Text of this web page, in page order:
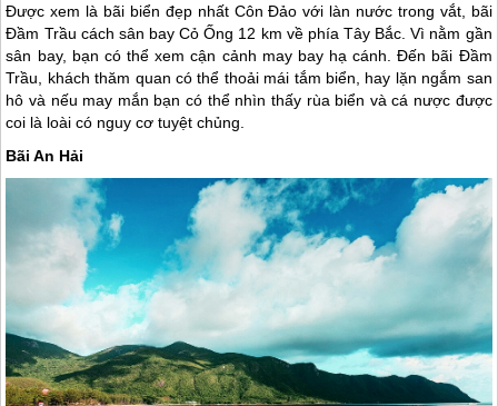
Được xem là bãi biển đẹp nhất Côn Đảo với làn nước trong vắt, bãi
Đầm Trầu cách sân bay Cỏ Ống 12 km về phía Tây Bắc. Vì nằm gần
sân bay, bạn có thể xem cận cảnh may bay hạ cánh. Đến bãi Đầm
Trầu, khách thăm quan có thể thoải mái tắm biển, hay lặn ngắm san
hô và nếu may mắn bạn có thể nhìn thấy rùa biển và cá nược được
coi là loài có nguy cơ tuyệt chủng.
Bãi An Hải